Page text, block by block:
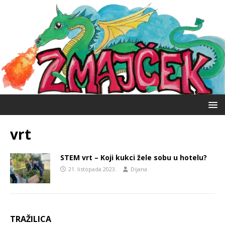
vrt
STEM vrt – Koji kukci žele sobu u hotelu?
21. listopada 2023. Dijana
TRAŽILICA